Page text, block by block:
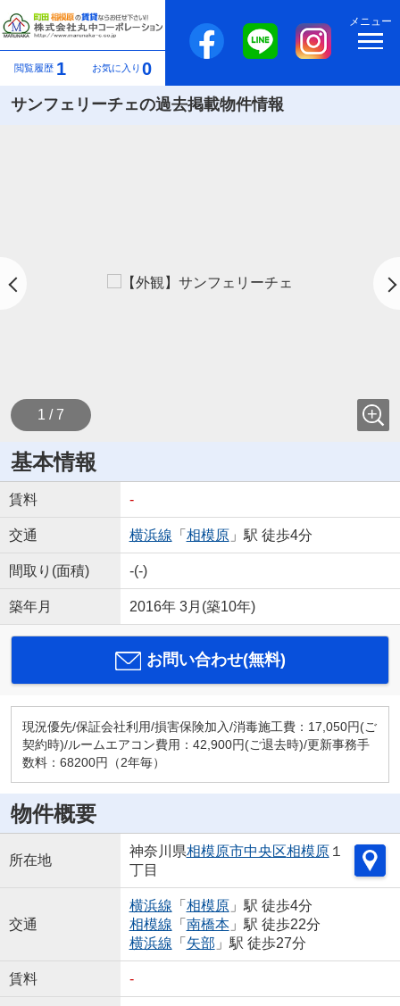
閲覧履歴 1 お気に入り 0
メニュー
サンフェリーチェの過去掲載物件情報
1 / 7
基本情報
賃料 -
交通 横浜線 「 相模原」駅 徒歩4分
間取り(面積) -(-)
築年月 2016年 3月(築10年)
お問い合わせ(無料)
現況優先/保証会社利用/損害保険加入/消毒施工費：17,050円(ご
契約時)/ルームエアコン費用：42,900円(ご退去時)/更新事務手
数料：68200円（2年毎）
物件概要
所在地
神奈川県相模原市中央区相模原１
丁目
交通
横浜線 「 相模原」駅 徒歩4分
相模線 「 南橋本」駅 徒歩22分
横浜線 「 矢部 」駅 徒歩27分
賃料 -